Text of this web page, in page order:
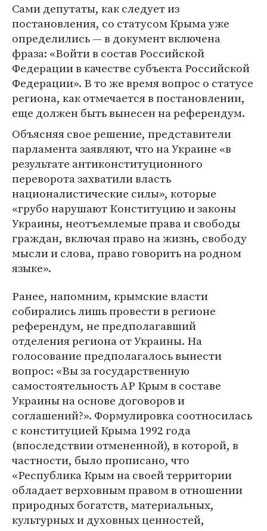
Сами депутаты, как следует из
постановления, со статусом Крыма уже
определились — в документ включена
фраза: «Войти в состав Российской
Федерации в качестве субъекта Российской
Федерации». В то же время вопрос о статусе
региона, как отмечается в постановлении,
еще должен быть вынесен на референдум.
Объясняя свое решение, представители
парламента заявляют, что на Украине «в
результате антиконституционного
переворота захватили власть
националистические силы», которые
«грубо нарушают Конституцию и законы
Украины, неотъемлемые права и свободы
граждан, включая право на жизнь, свободу
мысли и слова, право говорить на родном
языке».
Ранее, напомним, крымские власти
собирались лишь провести в регионе
референдум, не предполагавший
отделения региона от Украины. На
голосование предполагалось вынести
вопрос: «Вы за государственную
самостоятельность АР Крым в составе
Украины на основе договоров и
соглашений?». Формулировка соотносилась
с конституцией Крыма 1992 года
(впоследствии отмененной), в которой, в
частности, было прописано, что
«Республика Крым на своей территории
обладает верховным правом в отношении
природных богатств, материальных,
культурных и духовных ценностей,